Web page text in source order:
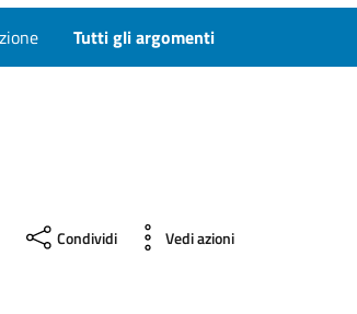
Tutti gli argomenti
Condividi Vedi azioni